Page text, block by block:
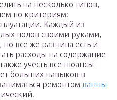
на несколько типов,
по критериям:
Каждый из
полов своими руками,
все же разница есть и
расходы на содержание
учесть все нюансы
больших навыков в
ремонтом ванны